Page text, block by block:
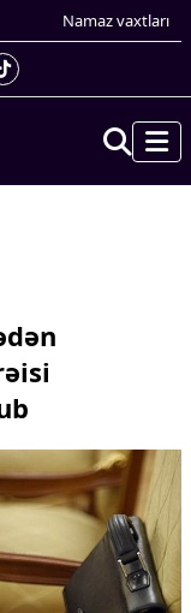
Namaz vaxtları